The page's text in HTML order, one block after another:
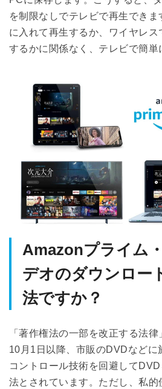
を制限なしでテレビで再生できま
に入れて再生するか、ワイヤレ
するかに関係なく、テレビで簡単
Amazonプライム
デオのダウンロー
法ですか？
「著作権法の一部を改正する法
10月1日以降、市販のDVDなどに
コントロール技術を回避して
法とされています。ただし、私